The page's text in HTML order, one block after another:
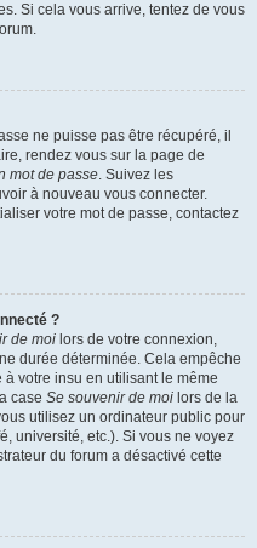
Si cela vous arrive, tentez de vous
ne puisse pas être récupéré, il
rendez vous sur la page de
mot de passe. Suivez les
à nouveau vous connecter.
votre mot de passe, contactez
?
de moi lors de votre connexion,
durée déterminée. Cela empêche
à votre insu en utilisant le même
case Se souvenir de moi lors de la
utilisez un ordinateur public pour
université, etc.). Si vous ne voyez
du forum a désactivé cette